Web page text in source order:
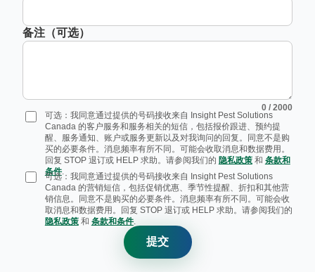
备注（可选）
0 / 2000
可选：我同意通过提供的号码接收来自 Insight Pest Solutions
Canada 的客户服务和服务相关的短信，包括报价跟进、预约提
醒、服务通知、账户或服务更新以及对我询问的回复。同意不是购
买的必要条件。消息频率有所不同。可能会收取消息和数据费用。
回复 STOP 退订或 HELP 求助。请参阅我们的 隐私政策 和 条款和
条件.
可选：我同意通过提供的号码接收来自 Insight Pest Solutions
Canada 的营销短信，包括促销优惠、季节性提醒、折扣和其他营
销信息。同意不是购买的必要条件。消息频率有所不同。可能会收
取消息和数据费用。回复 STOP 退订或 HELP 求助。请参阅我们的
隐私政策 和 条款和条件.
提交